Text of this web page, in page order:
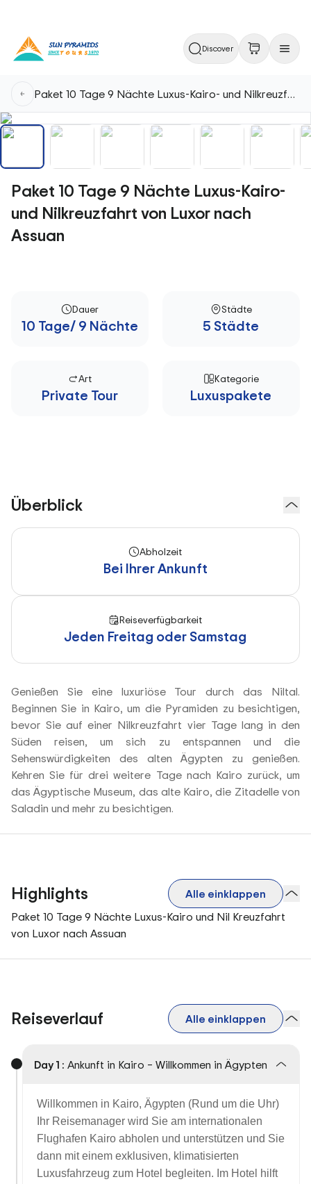
Discover
Paket 10 Tage 9 Nächte Luxus-Kairo- und Nilkreuzfahrt von Luxor nach Assuan
Paket 10 Tage 9 Nächte Luxus-Kairo-
und Nilkreuzfahrt von Luxor nach
Assuan
Dauer
10 Tage/ 9 Nächte
Städte
5 Städte
Art
Private Tour
Kategorie
Luxuspakete
Überblick
Abholzeit
Bei Ihrer Ankunft
Reiseverfügbarkeit
Jeden Freitag oder Samstag
Genießen Sie eine luxuriöse Tour durch das Niltal.
Beginnen Sie in Kairo, um die Pyramiden zu besichtigen,
bevor Sie auf einer Nilkreuzfahrt vier Tage lang in den
Süden reisen, um sich zu entspannen und die
Sehenswürdigkeiten des alten Ägypten zu genießen.
Kehren Sie für drei weitere Tage nach Kairo zurück, um
das Ägyptische Museum, das alte Kairo, die Zitadelle von
Saladin und mehr zu besichtigen.
Highlights
Alle einklappen
Paket 10 Tage 9 Nächte Luxus-Kairo und Nil Kreuzfahrt
von Luxor nach Assuan
Reiseverlauf Alle einklappen
Day 1 : Ankunft in Kairo – Willkommen in Ägypten
Willkommen in Kairo, Ägypten (Rund um die Uhr)
Ihr Reisemanager wird Sie am internationalen
Flughafen Kairo abholen und unterstützen und Sie
dann mit einem exklusiven, klimatisierten
Luxusfahrzeug zum Hotel begleiten. Im Hotel hilft